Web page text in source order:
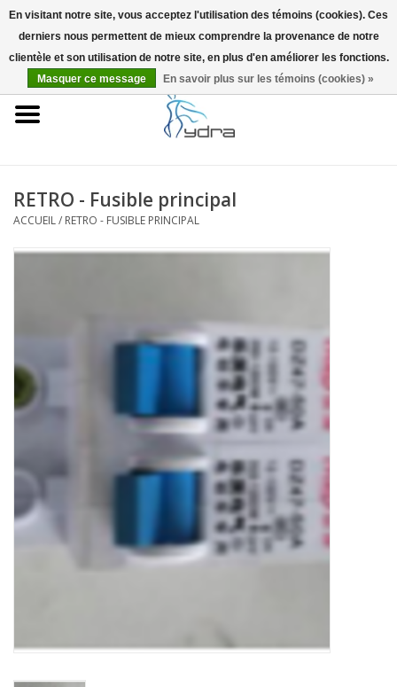
EUR
Accueil
RETRO - Fusible principal
ACCUEIL/ RETRO - FUSIBLE PRINCIPAL
En visitant notre site, vous acceptez l'utilisation des témoins (cookies). Ces
derniers nous permettent de mieux comprendre la provenance de notre
clientèle et son utilisation de notre site, en plus d'en améliorer les fonctions.
Masquer ce message
En savoir plus sur les témoins (cookies) »